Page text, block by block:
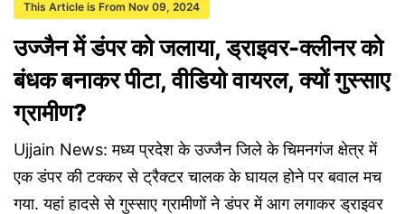
This Article is From Nov 09, 2024
उज्जैन में डंपर को जलाया, ड्राइवर-क्लीनर को
बंधक बनाकर पीटा, वीडियो वायरल, क्यों गुस्साए
ग्रामीण?
Ujjain News: मध्य प्रदेश के उज्जैन जिले के चिमनगंज क्षेत्र में
एक डंपर की टक्कर से ट्रैक्टर चालक के घायल होने पर बवाल मच
गया. यहां हादसे से गुस्साए ग्रामीणों ने डंपर में आग लगाकर ड्राइवर